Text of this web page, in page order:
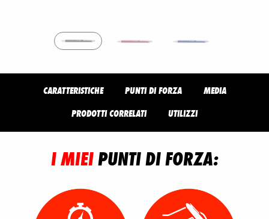
CARATTERISTICHE PUNTI DI FORZA
MEDIA
PRODOTTI CORRELATI
UTILIZZI
I MIEIPUNTI DI FORZA: